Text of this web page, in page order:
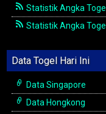
Statistik Angka
Statistik Angka
Data Togel Hari Ini
Data Singapore
Data Hongkong